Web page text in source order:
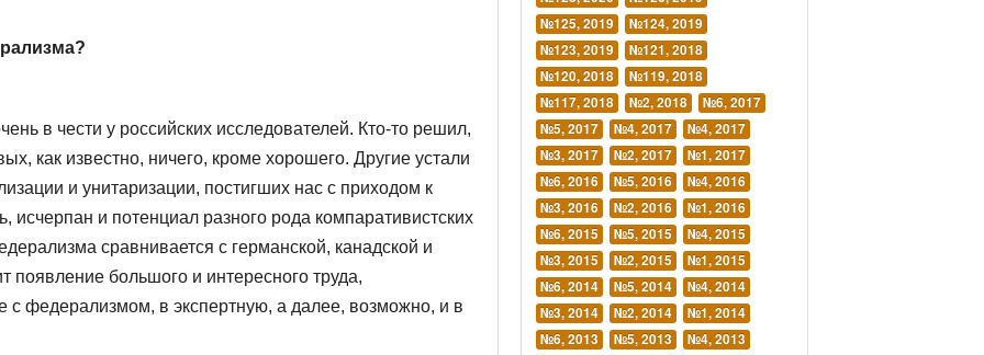
в чести у российских исследователей. Кто-то решил,
как известно, ничего, кроме хорошего. Другие устали
и унитаризации, постигших нас с приходом к
исчерпан и потенциал разного рода компаративистских
сравнивается с германской, канадской и
появление большого и интересного труда,
федерализмом, в экспертную, а далее, возможно, и в
№125, 2019
№124, 2019
№123, 2019
№121, 2018
№120, 2018
№119, 2018
№117, 2018
№2, 2018
№6, 2017
№5, 2017
№4, 2017
№4, 2017
№3, 2017
№2, 2017
№1, 2017
№6, 2016
№5, 2016
№4, 2016
№3, 2016
№2, 2016
№1, 2016
№6, 2015
№5, 2015
№4, 2015
№3, 2015
№2, 2015
№1, 2015
№6, 2014
№5, 2014
№4, 2014
№3, 2014
№2, 2014
№1, 2014
№6, 2013
№5, 2013
№4, 2013